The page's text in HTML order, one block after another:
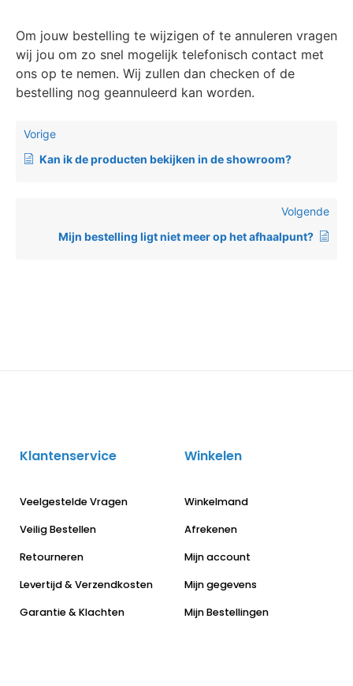
Om jouw bestelling te wijzigen of te annuleren vragen
wij jou om zo snel mogelijk telefonisch contact met
ons op te nemen. Wij zullen dan checken of de
bestelling nog geannuleerd kan worden.
Vorige
Kan ik de producten bekijken in de showroom?
Volgende
Mijn bestelling ligt niet meer op het afhaalpunt?
Klantenservice
Veelgestelde Vragen
Veilig Bestellen
Retourneren
Levertijd & Verzendkosten
Garantie & Klachten
Winkelen
Winkelmand
Afrekenen
Mijn account
Mijn gegevens
Mijn Bestellingen